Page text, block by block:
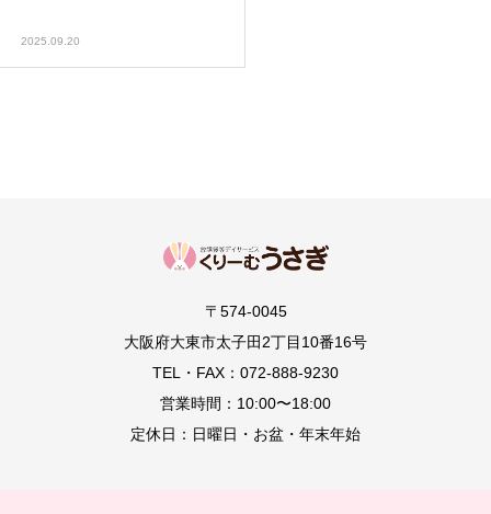
2025.09.20
〒574-0045
大阪府大東市太子田2丁目10番16号
TEL・FAX：072-888-9230
営業時間：10:00〜18:00
定休日：日曜日・お盆・年末年始